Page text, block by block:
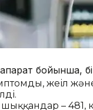
бойынша,
жеңіл
– 481,